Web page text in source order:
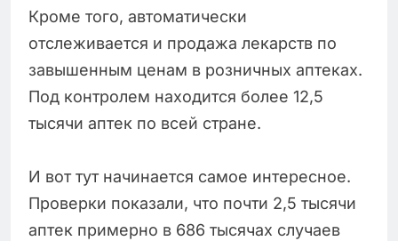
Кроме того, автоматически
отслеживается и продажа лекарств по
завышенным ценам в розничных аптеках.
Под контролем находится более 12,5
тысячи аптек по всей стране.
И вот тут начинается самое интересное.
Проверки показали, что почти 2,5 тысячи
аптек примерно в 686 тысячах случаев